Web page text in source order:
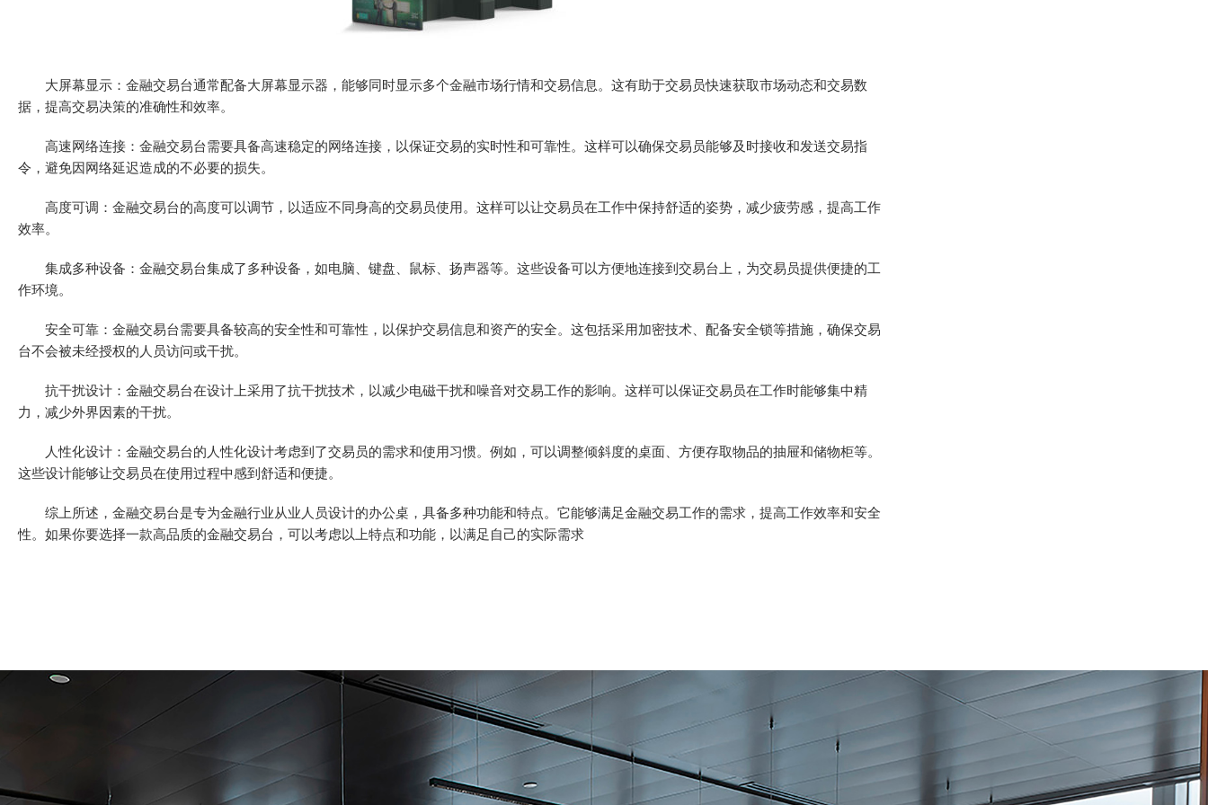
大屏幕显示：金融交易台通常配备大屏幕显示器，能够同时显示多个金融市场行情和交易信息。这有助于交易员快速获取市场动态和交易数
据，提高交易决策的准确性和效率。
高速网络连接：金融交易台需要具备高速稳定的网络连接，以保证交易的实时性和可靠性。这样可以确保交易员能够及时接收和发送交易指
令，避免因网络延迟造成的不必要的损失。
高度可调：金融交易台的高度可以调节，以适应不同身高的交易员使用。这样可以让交易员在工作中保持舒适的姿势，减少疲劳感，提高工作
效率。
集成多种设备：金融交易台集成了多种设备，如电脑、键盘、鼠标、扬声器等。这些设备可以方便地连接到交易台上，为交易员提供便捷的工
作环境。
安全可靠：金融交易台需要具备较高的安全性和可靠性，以保护交易信息和资产的安全。这包括采用加密技术、配备安全锁等措施，确保交易
台不会被未经授权的人员访问或干扰。
抗干扰设计：金融交易台在设计上采用了抗干扰技术，以减少电磁干扰和噪音对交易工作的影响。这样可以保证交易员在工作时能够集中精
力，减少外界因素的干扰。
人性化设计：金融交易台的人性化设计考虑到了交易员的需求和使用习惯。例如，可以调整倾斜度的桌面、方便存取物品的抽屉和储物柜等。
这些设计能够让交易员在使用过程中感到舒适和便捷。
综上所述，金融交易台是专为金融行业从业人员设计的办公桌，具备多种功能和特点。它能够满足金融交易工作的需求，提高工作效率和安全
性。如果你要选择一款高品质的金融交易台，可以考虑以上特点和功能，以满足自己的实际需求